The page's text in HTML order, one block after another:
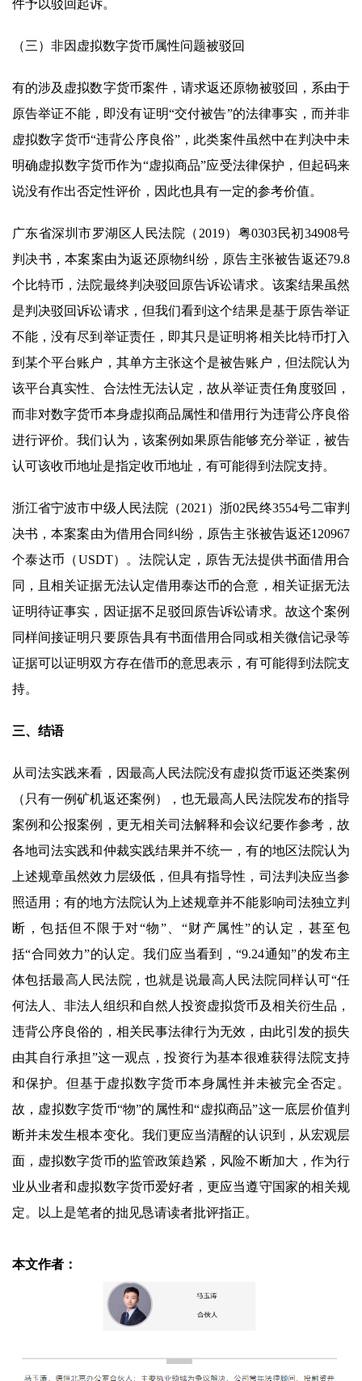
件予以驳回起诉。
（三）非因虚拟数字货币属性问题被驳回
有的涉及虚拟数字货币案件，请求返还原物被驳回，系由于
原告举证不能，即没有证明“交付被告”的法律事实，而并非
虚拟数字货币“违背公序良俗”，此类案件虽然中在判决中未
明确虚拟数字货币作为“虚拟商品”应受法律保护，但起码来
说没有作出否定性评价，因此也具有一定的参考价值。
广东省深圳市罗湖区人民法院（2019）粤0303民初34908号
判决书，本案案由为返还原物纠纷，原告主张被告返还79.8
个比特币，法院最终判决驳回原告诉讼请求。该案结果虽然
是判决驳回诉讼请求，但我们看到这个结果是基于原告举证
不能，没有尽到举证责任，即其只是证明将相关比特币打入
到某个平台账户，其单方主张这个是被告账户，但法院认为
该平台真实性、合法性无法认定，故从举证责任角度驳回，
而非对数字货币本身虚拟商品属性和借用行为违背公序良俗
进行评价。我们认为，该案例如果原告能够充分举证，被告
认可该收币地址是指定收币地址，有可能得到法院支持。
浙江省宁波市中级人民法院（2021）浙02民终3554号二审判
决书，本案案由为借用合同纠纷，原告主张被告返还120967
个泰达币（USDT）。法院认定，原告无法提供书面借用合
同，且相关证据无法认定借用泰达币的合意，相关证据无法
证明待证事实，因证据不足驳回原告诉讼请求。故这个案例
同样间接证明只要原告具有书面借用合同或相关微信记录等
证据可以证明双方存在借币的意思表示，有可能得到法院支
持。
三、结语
从司法实践来看，因最高人民法院没有虚拟货币返还类案例
（只有一例矿机返还案例），也无最高人民法院发布的指导
案例和公报案例，更无相关司法解释和会议纪要作参考，故
各地司法实践和仲裁实践结果并不统一，有的地区法院认为
上述规章虽然效力层级低，但具有指导性，司法判决应当参
照适用；有的地方法院认为上述规章并不能影响司法独立判
断，包括但不限于对“物”、“财产属性”的认定，甚至包
括“合同效力”的认定。我们应当看到，“9.24通知”的发布主
体包括最高人民法院，也就是说最高人民法院同样认可“任
何法人、非法人组织和自然人投资虚拟货币及相关衍生品，
违背公序良俗的，相关民事法律行为无效，由此引发的损失
由其自行承担”这一观点，投资行为基本很难获得法院支持
和保护。但基于虚拟数字货币本身属性并未被完全否定。
故，虚拟数字货币“物”的属性和“虚拟商品”这一底层价值判
断并未发生根本变化。我们更应当清醒的认识到，从宏观层
面，虚拟数字货币的监管政策趋紧，风险不断加大，作为行
业从业者和虚拟数字货币爱好者，更应当遵守国家的相关规
定。以上是笔者的拙见恳请读者批评指正。
本文作者：